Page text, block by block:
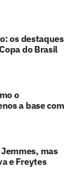
os destaques
do Brasil
o
a base com
mas
e Freytes